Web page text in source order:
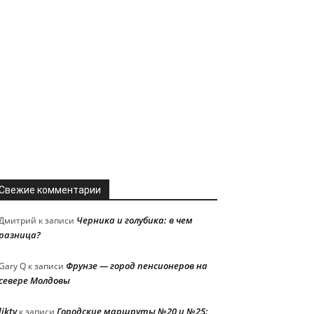
комментарии
к записи Черника и голубика: в чем
Q к записи Фрунзе — город пенсионеров на
Молдовы
к записи Городские маршруты №20 и №25: